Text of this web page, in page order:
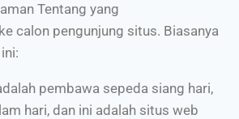
Tentang yang
calon pengunjung situs. Biasanya
pembawa sepeda siang hari,
hari, dan ini adalah situs web